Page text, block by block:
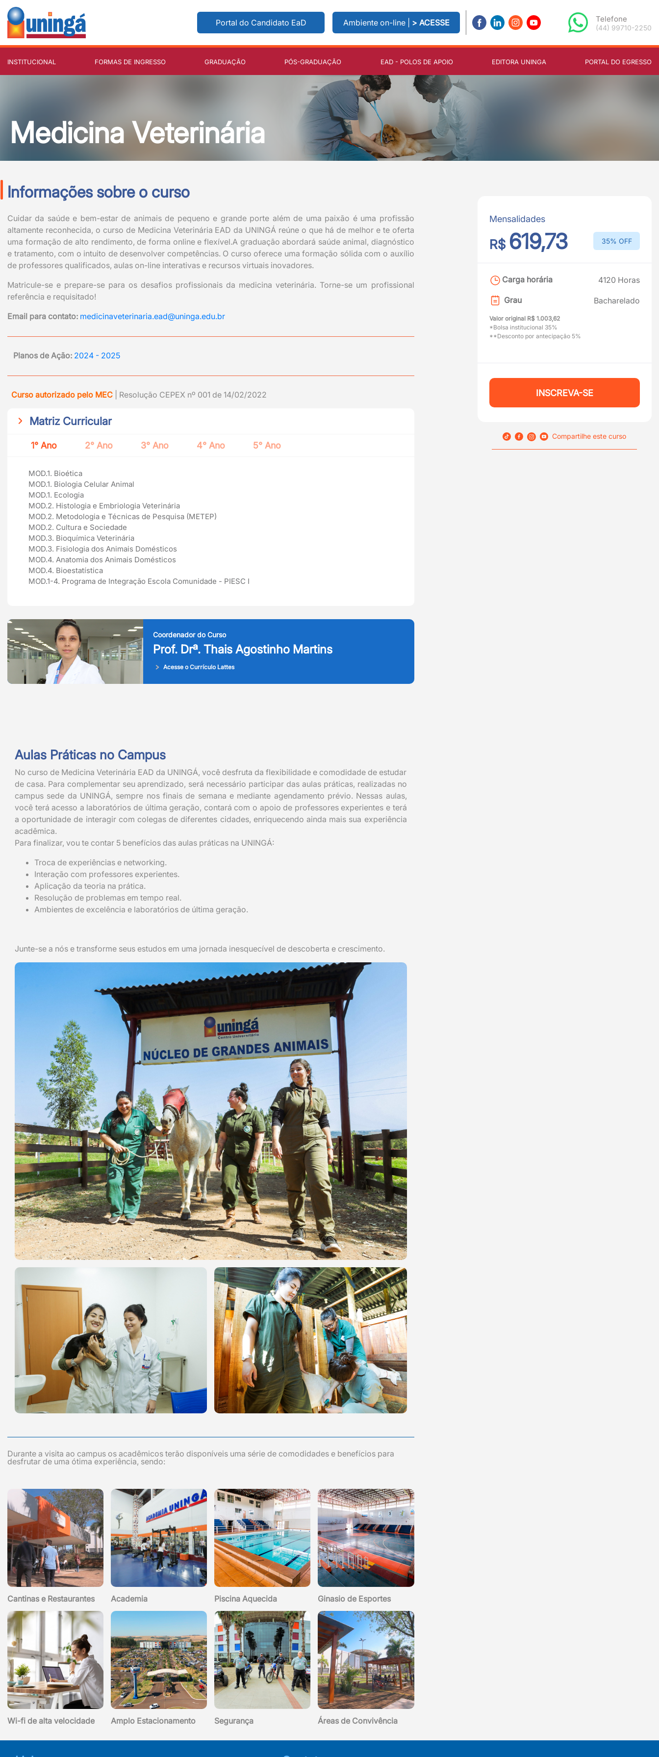
Portal do Candidato EaD Ambiente on-line | > ACESSE Telefone
(44) 99710-2250
INSTITUCIONAL FORMAS DE INGRESSO GRADUAÇÃO PÓS-GRADUAÇÃO EAD - POLOS DE APOIO EDITORA UNINGA PORTAL DO EGRESSO
Medicina Veterinária
Informações sobre o curso
Cuidar da saúde e bem-estar de animais de pequeno e grande porte além de uma paixão é uma profissão
altamente reconhecida, o curso de Medicina Veterinária EAD da UNINGÁ reúne o que há de melhor e te oferta
uma formação de alto rendimento, de forma online e flexível.A graduação abordará saúde animal, diagnóstico
e tratamento, com o intuito de desenvolver competências. O curso oferece uma formação sólida com o auxílio
de professores qualificados, aulas on-line interativas e recursos virtuais inovadores.
Matricule-se e prepare-se para os desafios profissionais da medicina veterinária. Torne-se um profissional
referência e requisitado!
Email para contato: medicinaveterinaria.ead@uninga.edu.br
Planos de Ação: 2024 - 2025
Curso autorizado pelo MEC | Resolução CEPEX nº 001 de 14/02/2022
Matriz Curricular
1° Ano 2° Ano 3° Ano 4° Ano 5° Ano
MOD.1. Bioética
MOD.1. Biologia Celular Animal
MOD.1. Ecologia
MOD.2. Histologia e Embriologia Veterinária
MOD.2. Metodologia e Técnicas de Pesquisa (METEP)
MOD.2. Cultura e Sociedade
MOD.3. Bioquímica Veterinária
MOD.3. Fisiologia dos Animais Domésticos
MOD.4. Anatomia dos Animais Domésticos
MOD.4. Bioestatística
MOD.1-4. Programa de Integração Escola Comunidade - PIESC I
Coordenador do Curso
Prof. Drª. Thais Agostinho Martins
Acesse o Currículo Lattes
Mensalidades
R$ 619,73 35% OFF
Carga horária 4120 Horas
Grau Bacharelado
Valor original R$ 1.003,62
*Bolsa institucional 35%
**Desconto por antecipação 5%
INSCREVA-SE
Compartilhe este curso
Aulas Práticas no Campus
No curso de Medicina Veterinária EAD da UNINGÁ, você desfruta da flexibilidade e comodidade de estudar
de casa. Para complementar seu aprendizado, será necessário participar das aulas práticas, realizadas no
campus sede da UNINGÁ, sempre nos finais de semana e mediante agendamento prévio. Nessas aulas,
você terá acesso a laboratórios de última geração, contará com o apoio de professores experientes e terá
a oportunidade de interagir com colegas de diferentes cidades, enriquecendo ainda mais sua experiência
acadêmica.
Para finalizar, vou te contar 5 benefícios das aulas práticas na UNINGÁ:
Troca de experiências e networking.
Interação com professores experientes.
Aplicação da teoria na prática.
Resolução de problemas em tempo real.
Ambientes de excelência e laboratórios de última geração.
Junte-se a nós e transforme seus estudos em uma jornada inesquecível de descoberta e crescimento.
Durante a visita ao campus os acadêmicos terão disponíveis uma série de comodidades e benefícios para
desfrutar de uma ótima experiência, sendo:
Cantinas e Restaurantes Academia Piscina Aquecida Ginasio de Esportes
Wi-fi de alta velocidade Amplo Estacionamento Segurança Áreas de Convivência